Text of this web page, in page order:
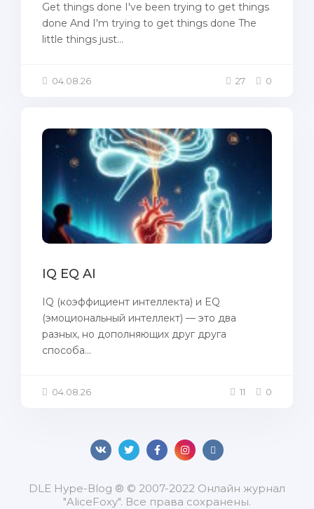
Get things done I've been trying to get things
done And I'm trying to get things done The
little things just...
04.08.26 27 0
IQ EQ AI
IQ (коэффициент интеллекта) и EQ
(эмоциональный интеллект) — это два
разных, но дополняющих друг друга
способа...
04.08.26 11 0
DLЕ Нуре-Вlоg ® © 2007-2022 Онлайн журнал
"AliceFoxy". Все права сохранены.